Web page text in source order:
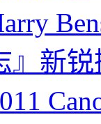
』新